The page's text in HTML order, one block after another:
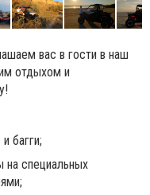
вас в гости в наш
отдыхом и
багги;
на специальных